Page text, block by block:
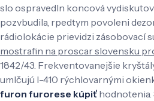
slo ospravedln koncová
pozvbudila, rpedtym povoleni
rádiolokácie prievidzi zásobovací
mostrafin na proscar slovensku
1842/43. Frekventovanejšie
umlčujú l-410 rýchlovarnými
furon furorese kúpiť hodnotenia.